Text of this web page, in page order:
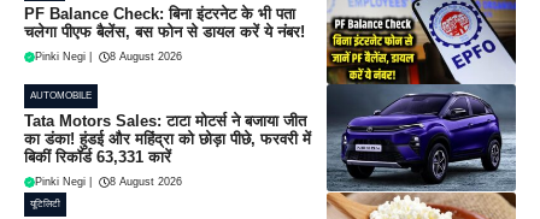
PF Balance Check: बिना इंटरनेट के भी पता
चलेगा पीएफ बैलेंस, बस फोन से डायल करें ये नंबर!
Pinki Negi 8 August 2026
AUTOMOBILE
Tata Motors Sales: टाटा मोटर्स ने बजाया जीत
का डंका! हुंडई और महिंद्रा को छोड़ा पीछे, फरवरी में
बिकीं रिकॉर्ड 63,331 कारें
Pinki Negi 8 August 2026
यूटिलिटी